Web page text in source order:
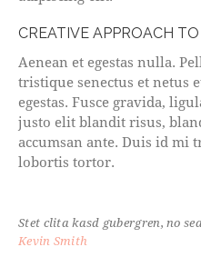
CREATIVE APPROACH
Aenean et egestas nulla.
tristique senectus et netus
egestas. Fusce gravida,
justo elit blandit risus,
accumsan ante. Duis id mi
lobortis tortor.
Stet clita kasd gubergren, no
Kevin Smith